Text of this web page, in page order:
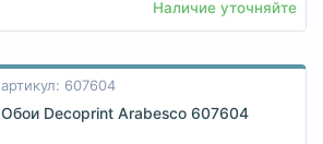
Наличие уточняйте
артикул: 607604
Обои Decoprint Arabesco 607604